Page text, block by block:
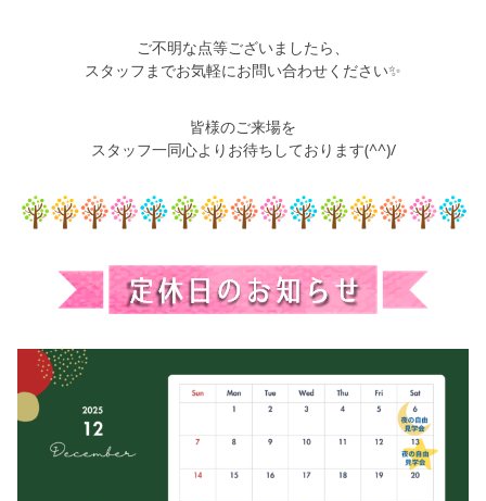
ご不明な点等ございましたら、
スタッフまでお気軽にお問い合わせください✨
皆様のご来場を
スタッフ一同心よりお待ちしております(^^)/